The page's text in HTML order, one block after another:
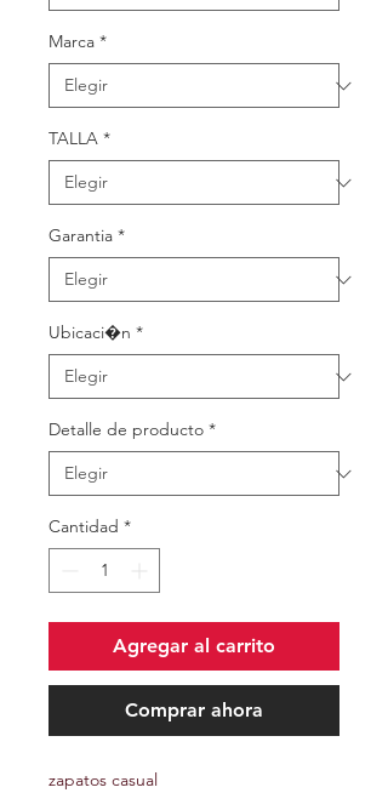
Marca *
TALLA *
Garantia *
Ubicaci�n *
Detalle de producto *
Cantidad *
Agregar al carrito
Comprar ahora
zapatos casual